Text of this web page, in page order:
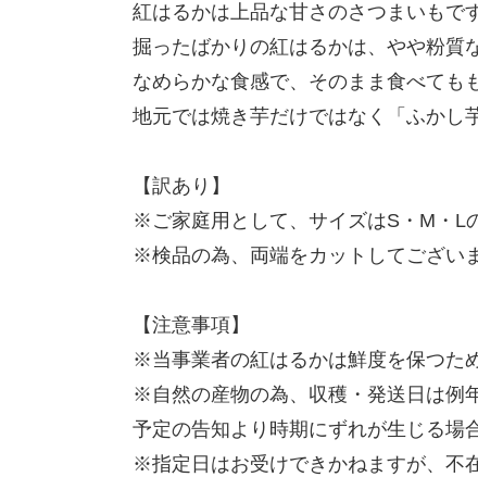
紅はるかは上品な甘さのさつまいもです
掘ったばかりの紅はるかは、やや粉質
なめらかな食感で、そのまま食べても
地元では焼き芋だけではなく「ふかし
【訳あり】
※ご家庭用として、サイズはS・M・L
※検品の為、両端をカットしてござい
【注意事項】
※当事業者の紅はるかは鮮度を保つた
※自然の産物の為、収穫・発送日は例
予定の告知より時期にずれが生じる場
※指定日はお受けできかねますが、不